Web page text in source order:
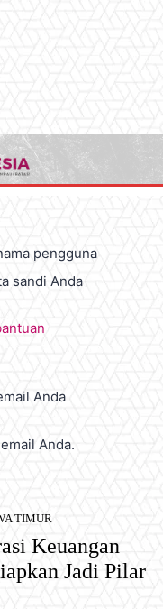
pengguna
sandi Anda
Anda
Anda.
TIMUR
Keuangan
Jadi Pilar